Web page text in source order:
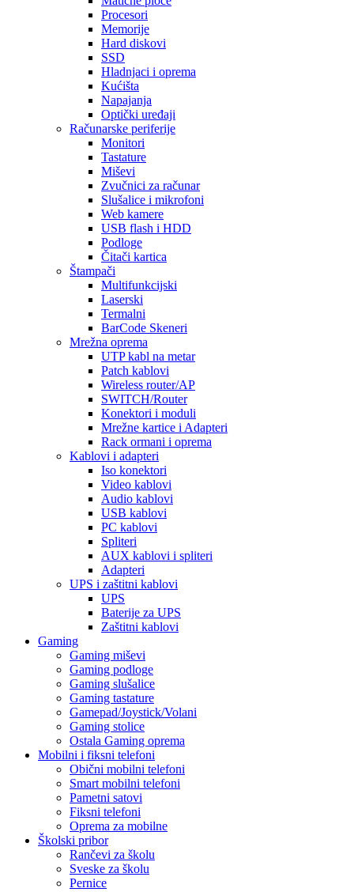
Procesori
Memorije
Hard diskovi
SSD
Hladnjaci i oprema
Kućišta
Napajanja
Optički uređaji
Računarske periferije
Monitori
Tastature
Miševi
Zvučnici za računar
Slušalice i mikrofoni
Web kamere
USB flash i HDD
Podloge
Čitači kartica
Štampači
Multifunkcijski
Laserski
Termalni
BarCode Skeneri
Mrežna oprema
UTP kabl na metar
Patch kablovi
Wireless router/AP
SWITCH/Router
Konektori i moduli
Mrežne kartice i Adapteri
Rack ormani i oprema
Kablovi i adapteri
Iso konektori
Video kablovi
Audio kablovi
USB kablovi
PC kablovi
Spliteri
AUX kablovi i spliteri
Adapteri
UPS i zaštitni kablovi
UPS
Baterije za UPS
Zaštitni kablovi
Gaming
Gaming miševi
Gaming podloge
Gaming slušalice
Gaming tastature
Gamepad/Joystick/Volani
Gaming stolice
Ostala Gaming oprema
Mobilni i fiksni telefoni
Obični mobilni telefoni
Smart mobilni telefoni
Pametni satovi
Fiksni telefoni
Oprema za mobilne
Školski pribor
Rančevi za školu
Sveske za školu
Pernice